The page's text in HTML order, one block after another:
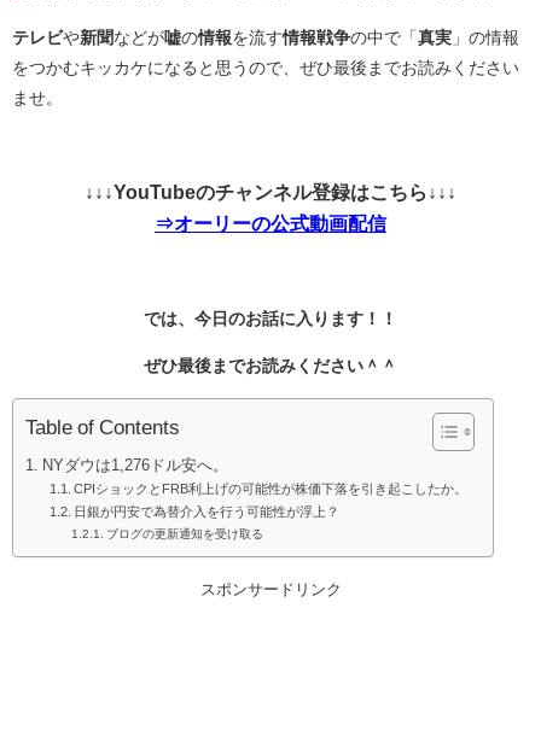
テレビや新聞などが嘘の情報を流す情報戦争の中で「真実 」の情報
をつかむキッカケになると思うので、ぜひ最後までお読みください
ませ。
↓↓↓YouTubeのチャンネル登録はこちら↓↓↓
⇒オーリーの公式動画配信
では、今日のお話に入ります！！
ぜひ最後までお読みください＾＾
Table of Contents
NYダウは1,276ドル安へ。
CPIショックとFRB利上げの可能性が株価下落を引き起こしたか。
日銀が円安で為替介入を行う可能性が浮上？
ブログの更新通知を受け取る
スポンサードリンク